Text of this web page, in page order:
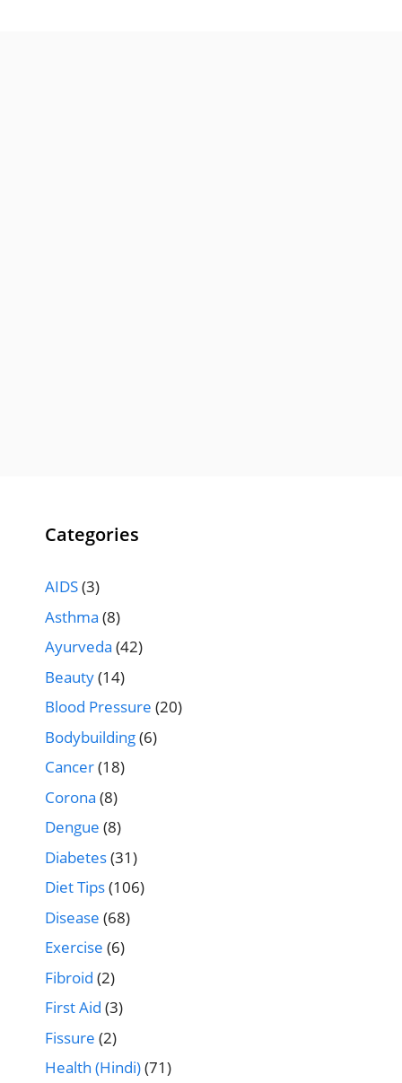
Categories
AIDS(3)
Asthma (8)
Ayurveda (42)
Beauty(14)
Blood Pressure (20)
Bodybuilding(6)
Cancer(18)
Corona (8)
Dengue (8)
Diabetes(31)
Diet Tips(106)
Disease (68)
Exercise (6)
Fibroid (2)
First Aid (3)
Fissure (2)
Health (Hindi)(71)